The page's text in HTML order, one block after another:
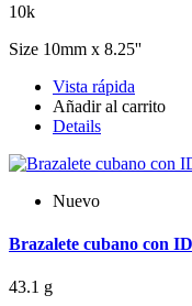
10k
Size 10mm x 8.25''
Vista rápida
Añadir al carrito
Details
Nuevo
Brazalete cubano con
43.1 g